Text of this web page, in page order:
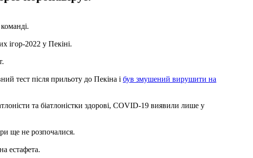
ігор-2022 у Пекіні.
тест після прильоту до Пекіна і був змушений вирушити на
та біатлоністки здорові, COVID-19 виявили лише у
ще не розпочалися.
естафета.